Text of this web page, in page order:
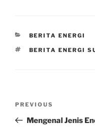
CATEGORIES
BERITA ENERGI
TAGS
BERITA ENERGI
Previous
Post
PREVIOUS
Mengenal Jenis